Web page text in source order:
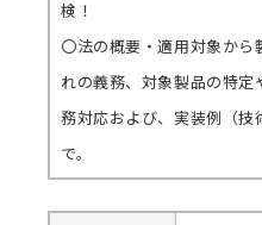
検！
〇法の概要・適用対象か
れの義務、対象製品の特
務対応および、実装例（技
で。